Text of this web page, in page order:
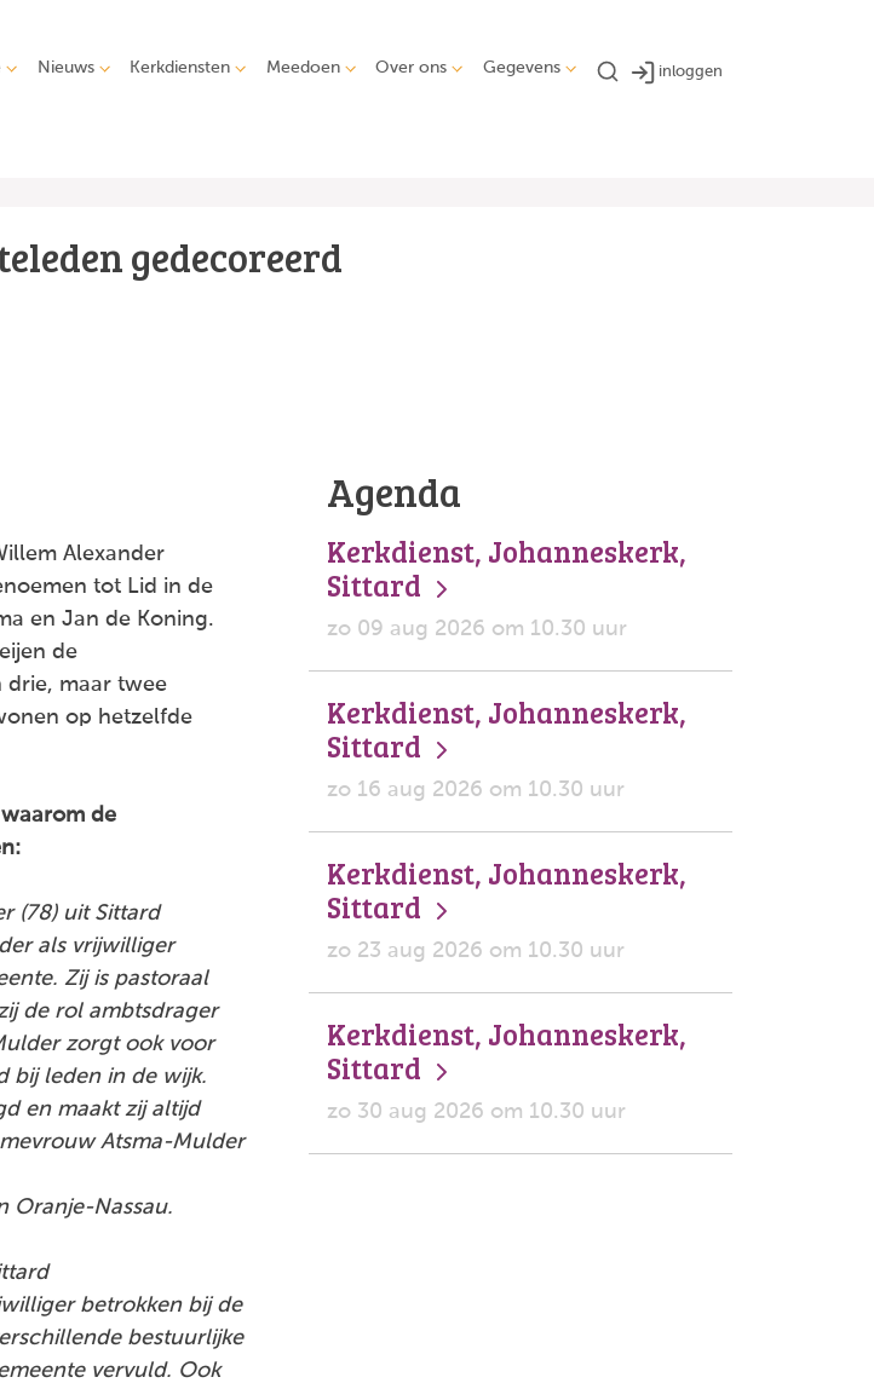
Nieuws Kerkdiensten Meedoen Over ons Gegevens inloggen
gedecoreerd
Alexander
tot Lid in de
en Jan de Koning.
de
drie, maar twee
op hetzelfde
de
(78) uit Sittard
als vrijwilliger
Zij is pastoraal
de rol ambtsdrager
zorgt ook voor
bij leden in de wijk.
en maakt zij altijd
Atsma-Mulder
Oranje-Nassau.
betrokken bij de
bestuurlijke
vervuld. Ook
Agenda
Kerkdienst, Johanneskerk,
Sittard
zo 09 aug 2026 om 10.30 uur
Kerkdienst, Johanneskerk,
Sittard
zo 16 aug 2026 om 10.30 uur
Kerkdienst, Johanneskerk,
Sittard
zo 23 aug 2026 om 10.30 uur
Kerkdienst, Johanneskerk,
Sittard
zo 30 aug 2026 om 10.30 uur